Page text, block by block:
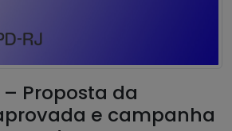
– Proposta da
e campanha